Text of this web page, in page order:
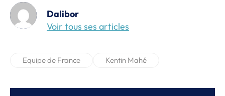
Dalibor
Voir tous ses articles
Equipe de France Kentin Mahé